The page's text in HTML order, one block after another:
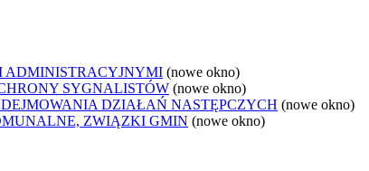
ADMINISTRACYJNYMI (nowe okno)
SYGNALISTÓW (nowe okno)
DZIAŁAŃ NASTĘPCZYCH (nowe okno)
ZWIĄZKI GMIN (nowe okno)